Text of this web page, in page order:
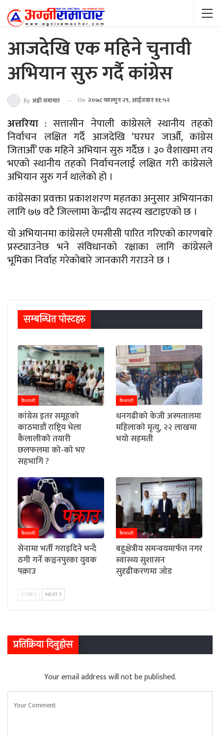
आजदेखि एक महिने चुनावी
अभियान सुरु गर्दै कांग्रेस
By अग्नी समाचार On २०७८ फाल्गुन २९, आईतवार ११:५२
अत्तरिया : सत्तासीन नेपाली कांग्रेसले स्थानीय तहको
निर्वाचन लक्षित गर्दै आजदेखि ‘घरघर जाऔँ, कांग्रेस
जिताऔँ’ एक महिने अभियान सुरु गर्दैछ । ३० वैशाखमा तय
भएको स्थानीय तहको निर्वाचनलाई लक्षित गरी कांग्रेसले
अभियान सुरु गर्न थालेको हो ।
कांग्रेसका प्रवक्ता प्रकाशशरण महतका अनुसार अभियानका
लागि ७७ वटै जिल्लामा केन्द्रीय सदस्य खटाइएको छ ।
यो अभियानमा कांग्रेसले एमसीसी पारित गरिएको कारणबारे
प्रस्ट्याउनेछ भने संविधानको रक्षाका लागि कांग्रेसले
भूमिका निर्वाह गरेकोबारे जानकारी गराउने छ ।
सम्बन्धित पाेस्टहरु
कैलाली
कांग्रेस इतर समूहको
काठमाडौं राष्ट्रिय भेला
कैलालीको तयारी
छलफलमा को-को भए
सहभागि ?
कैलाली
धनगढीको केजी अस्पतालमा
महिलाको मृत्यु, २२ लाखमा
भयो सहमती
कैलाली
सेनामा भर्ती गराइदिने भन्दै
ठगी गर्ने कञ्चनपुरका युवक
पक्राउ
कैलाली
बहुक्षेत्रीय समन्वयमार्फत नगर
स्वास्थ्य सुशासन
सुदृढीकरणमा जोड
PREV NEXT
प्रतिक्रिया दिनुहोस
Your email address will not be published.